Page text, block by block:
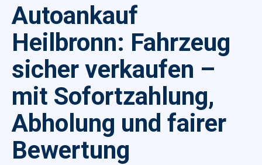
Autoankauf
Heilbronn: Fahrzeug
sicher verkaufen –
mit Sofortzahlung,
Abholung und fairer
Bewertung